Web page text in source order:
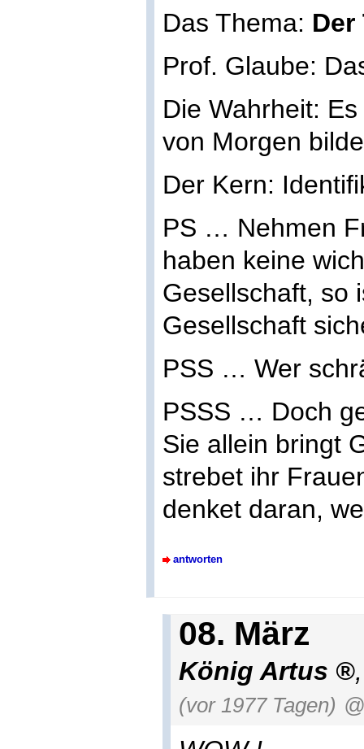
Das Thema: Der
Prof. Glaube:
Die Wahrheit:
von Morgen
Der Kern:
PS … Nehmen
haben keine
Gesellschaft, so
Gesellschaft
PSS … Wer
PSSS … Doch
Sie allein bringt
strebet ihr
denket daran,
antworten
08. März
König Artus
(vor 1977 Tagen)